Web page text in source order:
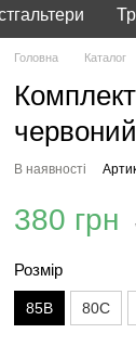
Головна Каталог
червоний
В наявності
380 грн
Розмір
85B 80C